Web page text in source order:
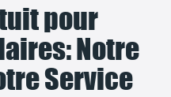
pour
Notre
Service